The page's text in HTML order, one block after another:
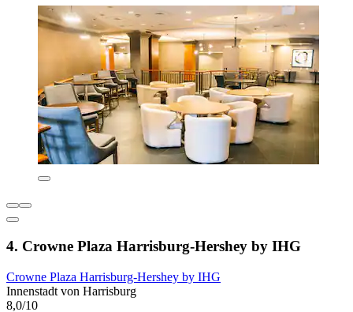
4. Crowne Plaza Harrisburg-Hershey by IHG
Crowne Plaza Harrisburg-Hershey by IHG
Innenstadt von Harrisburg
8,0/10